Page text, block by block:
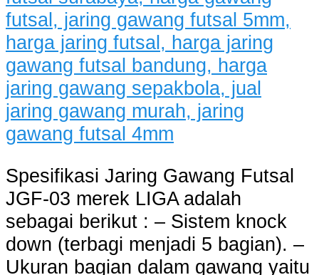
Spesifikasi Jaring Gawang Futsal
JGF-03 merek LIGA adalah
sebagai berikut : – Sistem knock
down (terbagi menjadi 5 bagian). –
Ukuran bagian dalam gawang yaitu